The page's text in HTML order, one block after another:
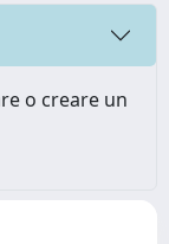
o creare un